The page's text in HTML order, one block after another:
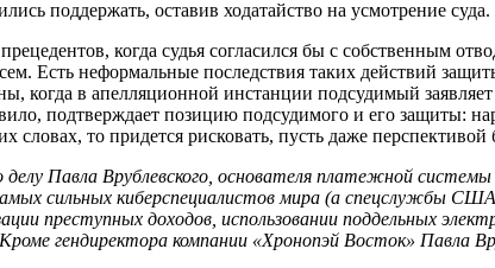
поддержать, оставив ходатайство на усмотрение суда.
когда судья согласился бы с собственным
Есть неформальные последствия таких действий
когда в апелляционной инстанции подсудимый
подтверждает позицию подсудимого и его защиты:
словах, то придется рисковать, пусть даже
Павла Врублевского, основателя платежной
сильных киберспециалистов мира (а спецслужбы США
преступных доходов, использовании поддельных
гендиректора компании «Хронопэй Восток» Павла